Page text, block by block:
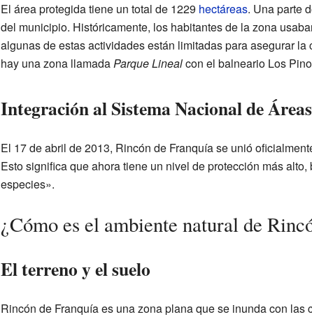
El área protegida tiene un total de 1229 hectáreas. Una parte
del municipio. Históricamente, los habitantes de la zona
algunas de estas actividades están limitadas para asegurar
hay una zona llamadaParque Linealcon el balneario Los
Integración al Sistema Nacional de
El 17 de abril de 2013, Rincón de Franquía se unió
Esto significa que ahora tiene un nivel de protección más
especies».
¿Cómo es el ambiente natural de
El terreno y el suelo
Rincón de Franquía es una zona plana que se inunda con